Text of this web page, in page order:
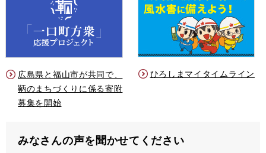
広島県と福山市が共同で、
鞆のまちづくりに係る寄附
募集を開始
ひろしまマイタイムライン
みなさんの声を聞かせてください